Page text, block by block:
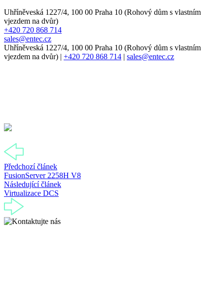
Uhříněveská 1227/4, 100 00 Praha 10 (Rohový dům s vlastním
vjezdem na dvůr)
+420 720 868 714
sales@entec.cz
Uhříněveská 1227/4, 100 00 Praha 10 (Rohový dům s vlastním
vjezdem na dvůr) | +420 720 868 714 | sales@entec.cz
Předchozí článek
FusionServer 2258H V8
Následující článek
Virtualizace DCS